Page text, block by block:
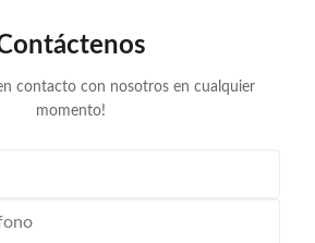
contacto con nosotros en cualquier
momento!